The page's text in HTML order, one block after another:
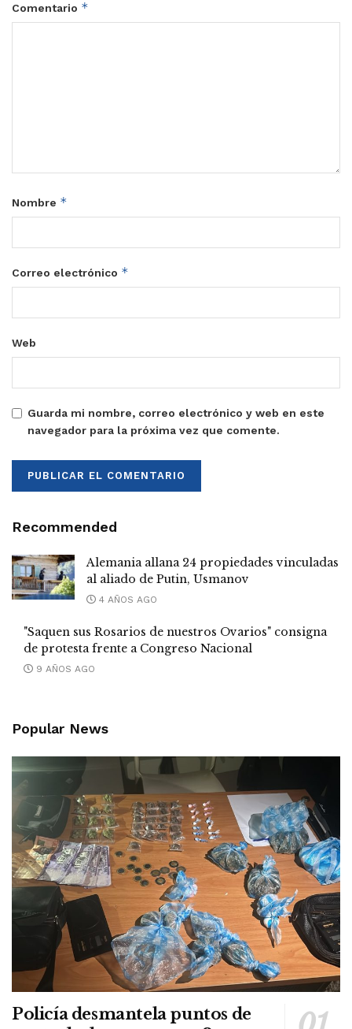
Comentario *
Nombre *
Correo electrónico *
Web
Guarda mi nombre, correo electrónico y web en este
navegador para la próxima vez que comente.
Recommended
Alemania allana 24 propiedades vinculadas
al aliado de Putin, Usmanov
4 AÑOS AGO
"Saquen sus Rosarios de nuestros Ovarios" consigna
de protesta frente a Congreso Nacional
9 AÑOS AGO
Popular News
Policía desmantela puntos de